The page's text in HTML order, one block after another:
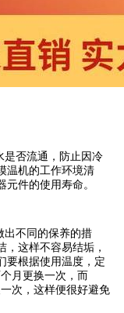
是否流通，防止因冷
温机的工作环境清
件的使用寿命。
出不同的保养的措
这样不容易结垢，
要根据使用温度，定
月更换一次，而
次，这样便很好避免